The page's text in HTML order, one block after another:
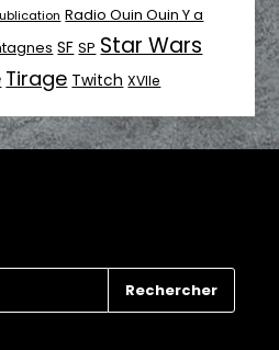
Radio Ouin Ouin Y a
SF SP Star Wars
Tirage Twitch XVIIe